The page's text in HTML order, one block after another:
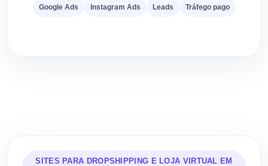
Google Ads Instagram Ads Leads Tráfego pago
SITES PARA DROPSHIPPING E LOJA VIRTUAL EM